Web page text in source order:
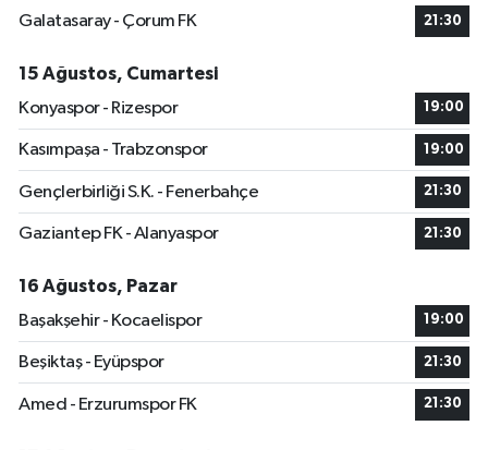
Galatasaray - Çorum FK
21:30
15 Ağustos, Cumartesi
Konyaspor - Rizespor
19:00
Kasımpaşa - Trabzonspor 19:00
Gençlerbirliği S.K. - Fenerbahçe 21:30
Gaziantep FK - Alanyaspor 21:30
16 Ağustos, Pazar
Başakşehir - Kocaelispor
19:00
Beşiktaş - Eyüpspor 21:30
Amed - Erzurumspor FK 21:30